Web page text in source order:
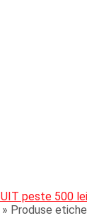
peste 500 lei
» Produse